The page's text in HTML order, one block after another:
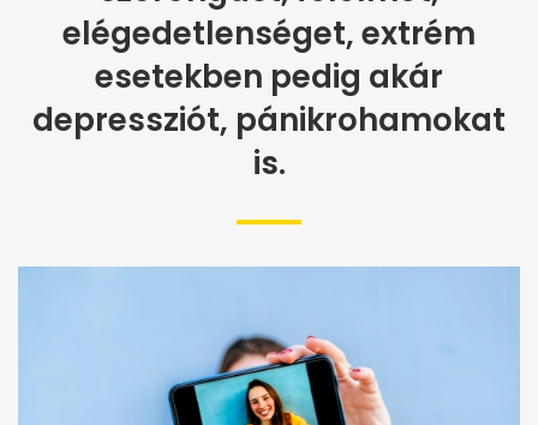
elégedetlenséget, extrém
esetekben pedig akár
depressziót, pánikrohamokat
is.